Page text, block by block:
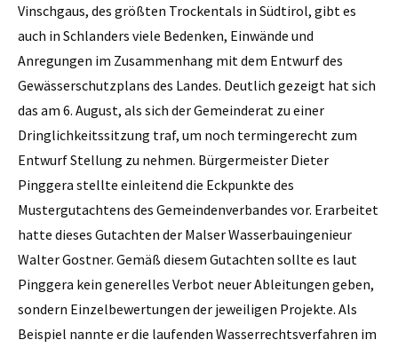
Vinschgaus, des größten Trockentals in Südtirol, gibt es
auch in Schlanders viele Bedenken, Einwände und
Anregungen im Zusammenhang mit dem Entwurf des
Gewässerschutzplans des Landes. Deutlich gezeigt hat sich
das am 6. August, als sich der Gemeinderat zu einer
Dringlichkeitssitzung traf, um noch termingerecht zum
Entwurf Stellung zu nehmen. Bürgermeister Dieter
Pinggera stellte einleitend die Eckpunkte des
Mustergutachtens des Gemeindenverbandes vor. Erarbeitet
hatte dieses Gutachten der Malser Wasserbauingenieur
Walter Gostner. Gemäß diesem Gutachten sollte es laut
Pinggera kein generelles Verbot neuer Ableitungen geben,
sondern Einzelbewertungen der jeweiligen Projekte. Als
Beispiel nannte er die laufenden Wasserrechtsverfahren im